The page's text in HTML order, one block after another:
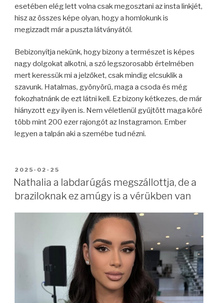
esetében elég lett volna csak megosztani az insta linkjét,
hisz az összes képe olyan, hogy a homlokunk is
megizzadt már a puszta látványától.
Bebizonyítja nekünk, hogy bizony a természet is képes
nagy dolgokat alkotni, a szó legszorosabb értelmében
mert keressük mi a jelzőket, csak mindig elcsuklik a
szavunk. Hatalmas, gyönyörű, maga a csoda és még
fokozhatnánk de ezt látni kell. Ez bizony kétkezes, de már
hiányzott egy ilyen is. Nem véletlenül gyűjtött maga köré
több mint 200 ezer rajongót az Instagramon. Ember
legyen a talpán aki a szemébe tud nézni.
BEKÜLDVE:
2025-02-25
Nathalia a labdarúgás megszállottja, de a
braziloknak ez amúgy is a vérükben van